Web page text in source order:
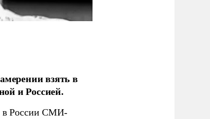
взять в
и Россией.
в России СМИ-